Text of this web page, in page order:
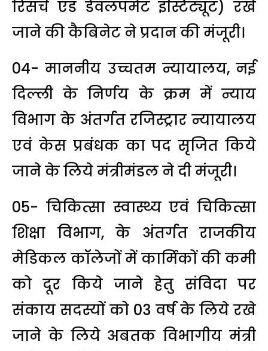
रिसर्च एंड डेवलपमेंट इंस्टिट्यूट) रखे
जाने की कैबिनेट ने प्रदान की मंजूरी।
04- माननीय उच्चतम न्यायालय, नई
दिल्ली के निर्णय के क्रम में न्याय
विभाग के अंतर्गत रजिस्ट्रार न्यायालय
एवं केस प्रबंधक का पद सृजित किये
जाने के लिये मंत्रीमंडल ने दी मंजूरी।
05- चिकित्सा स्वास्थ्य एवं चिकित्सा
शिक्षा विभाग, के अंतर्गत राजकीय
मेडिकल कॉलेजों में कार्मिकों की कमी
को दूर किये जाने हेतु संविदा पर
संकाय सदस्यों को 03 वर्ष के लिये रखे
जाने के लिये अबतक विभागीय मंत्री